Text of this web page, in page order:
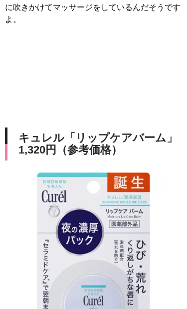
に吹きかけてマッサージをしているんだそうです
よ。
キュレル「リップケアバーム」
1,320円（参考価格）